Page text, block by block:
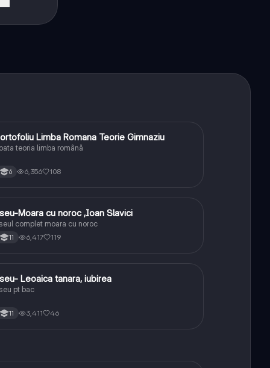
Limba și literatura română
Limba Romana Teorie Gimnaziu
teoria limba română
6 6,356 108
Limba și literatura română
Moara cu noroc ,Ioan Slavici
complet moara cu noroc
11 6,417 119
Limba și literatura română
Leoaica tanara, iubirea
pt bac
11 3,411 46